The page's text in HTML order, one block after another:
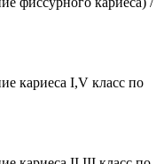
кариеса I,V класс по